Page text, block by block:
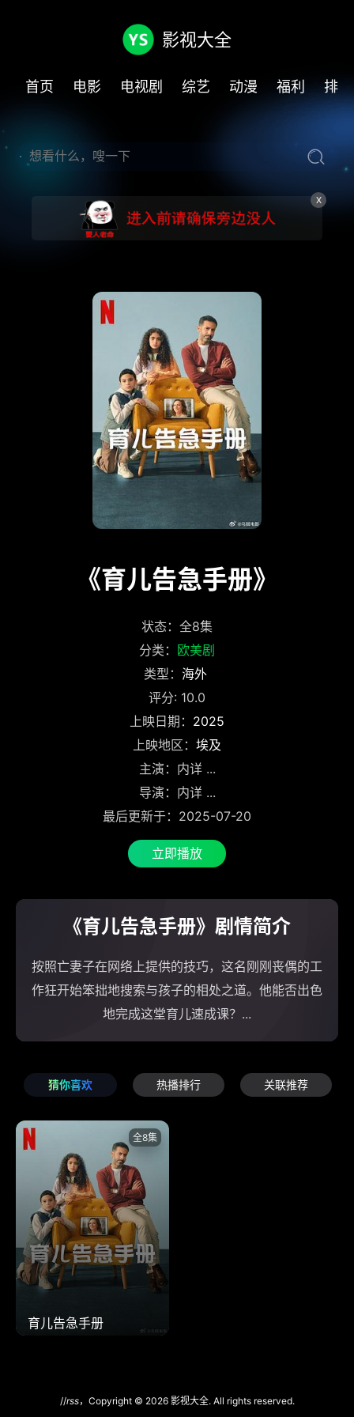
影视大全
首页 电影 电视剧 综艺 动漫 福利 排
X
《育儿告急手册》
状态：全8集
分类： 欧美剧
类型： 海外
评分: 10.0
上映日期： 2025
上映地区： 埃及
主演：内详 ...
导演：内详 ...
最后更新于：2025-07-20
立即播放
《育儿告急手册》剧情简介
按照亡妻子在网络上提供的技巧，这名刚刚丧偶的工
作狂开始笨拙地搜索与孩子的相处之道。他能否出色
地完成这堂育儿速成课？...
猜你喜欢 热播排行 关联推荐
全8集
育儿告急手册
//rss，Copyright © 2026 影视大全. All rights reserved.